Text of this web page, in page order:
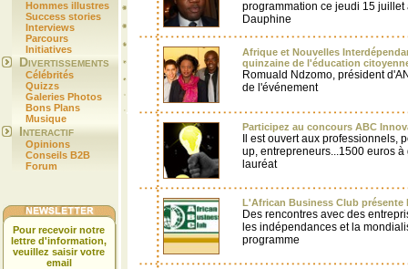
Hommes illustres
Success stories
Interviews
Parcours
Initiatives
Divertissements
Célébrités
Quizzs
Galeries Photos
Bons Plans
Musique
Interactif
Opinions
Conseils B2B
Forum
Pour recevoir notre
lettre d'information,
veuillez saisir votre
email
programmation ce jeudi 15 juillet
Dauphine
Afrique et Nouvelles
quinzaine de l'éducation
Romuald Ndzomo, président
de l'événement
Participez au concours ABC
Il est ouvert aux professionnels,
up, entrepreneurs...1500 euros
lauréat
L'African Business Club présente
Des rencontres avec des
les indépendances et la
programme